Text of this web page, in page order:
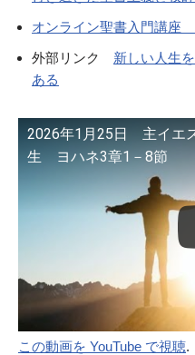
オンライン聖書入門講座
外部リンク 新しい人生
ある
2026年1月25日 主イエ
生 ヨハネ3章1－8節
この動画を YouTube で視聴.